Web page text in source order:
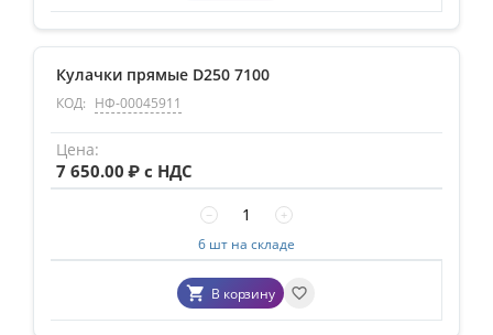
Кулачки прямые D250 7100
КОД: НФ-00045911
7 650.00 ₽ с НДС
+
−
6 шт на складе
В корзину